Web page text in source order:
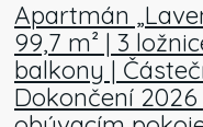
Apartmán
99,7 m² | 3
balkony |
Dokončení